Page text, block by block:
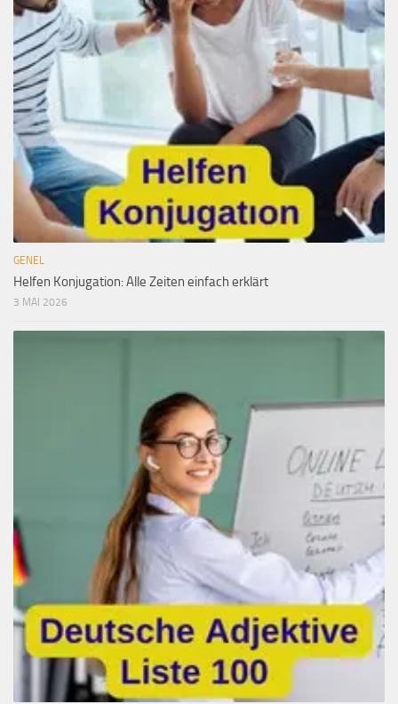
GENEL
Helfen Konjugation: Alle Zeiten einfach erklärt
3 MAI 2026